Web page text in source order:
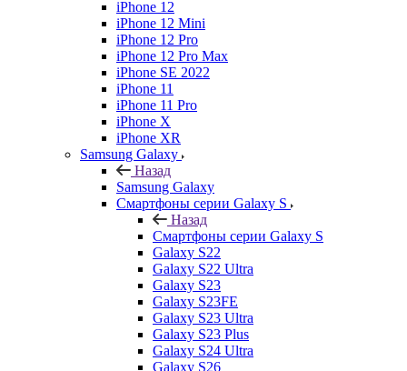
iPhone 12
iPhone 12 Mini
iPhone 12 Pro
iPhone 12 Pro Max
iPhone SE 2022
iPhone 11
iPhone 11 Pro
iPhone X
iPhone XR
Samsung Galaxy
Назад
Samsung Galaxy
Смартфоны серии Galaxy S
Назад
Смартфоны серии Galaxy S
Galaxy S22
Galaxy S22 Ultra
Galaxy S23
Galaxy S23FE
Galaxy S23 Ultra
Galaxy S23 Plus
Galaxy S24 Ultra
Galaxy S26